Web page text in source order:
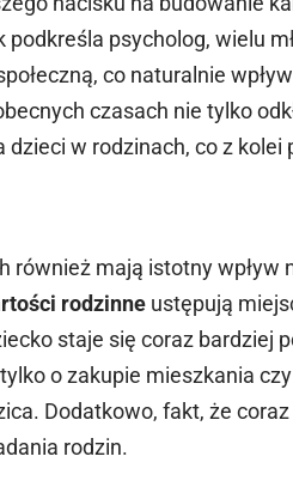
psycholog, wielu
co naturalnie
czasach nie tylko
w rodzinach, co z kolei
również mają istotny wpływ
rodzinne ustępują
staje się coraz bardziej
o zakupie mieszkania
Dodatkowo, fakt, że
rodzin.